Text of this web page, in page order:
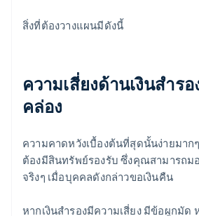
สิ่งที่ต้องวางแผนมีดังนี้
ความเสี่ยงด้านเงินสำร
คล่อง
ความคาดหวังเบื้องต้นที่สุดนั้นง่ายมาก
ต้องมีสินทรัพย์รองรับ ซึ่งคุณสามารถม
จริงๆ เมื่อบุคคลดังกล่าวขอเงินคืน
หากเงินสำรองมีความเสี่ยง มีข้อผูกมัด